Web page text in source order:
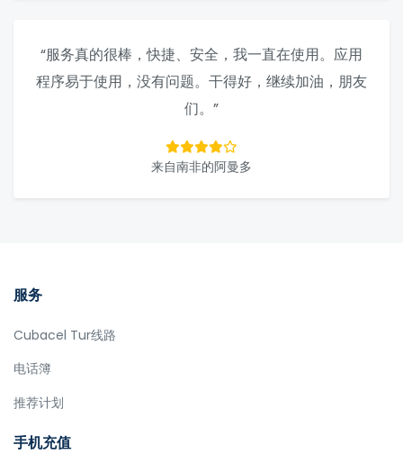
“服务真的很棒，快捷、安全，我一直在使用。应用
程序易于使用，没有问题。干得好，继续加油，朋友
们。”
来自南非的阿曼多
服务
Cubacel Tur线路
电话簿
推荐计划
手机充值